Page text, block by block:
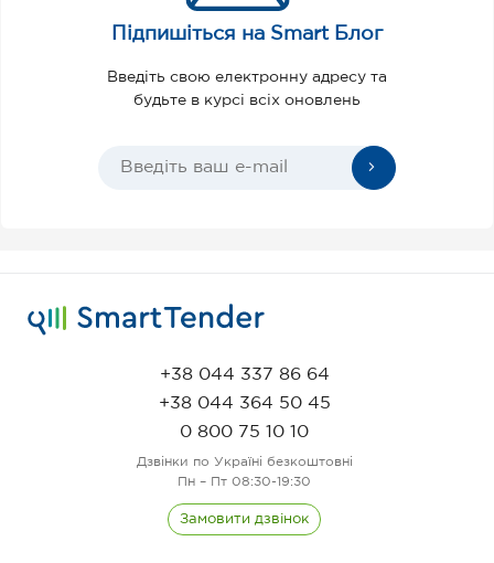
Підпишіться на Smart Блог
Введіть свою електронну адресу та
будьте в курсі всіх оновлень
+38 044 337 86 64
+38 044 364 50 45
0 800 75 10 10
Дзвінки по Україні безкоштовні
Пн – Пт 08:30-19:30
Замовити дзвінок